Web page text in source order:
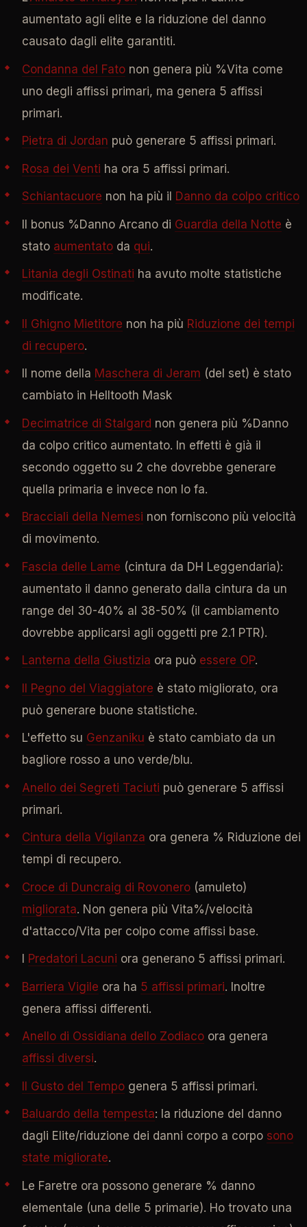
aumentato agli elite e la riduzione del danno
causato dagli elite garantiti.
Condanna del Fatonon genera più %Vita come
uno degli affissi primari, ma genera 5 affissi
primari.
Pietra di Jordan può generare 5 affissi primari.
Rosa dei Venti ha ora 5 affissi primari.
Schiantacuore non ha più il Danno da colpo critico
Il bonus %Danno Arcano di Guardia della Notte è
stato aumentatoda qui.
Litania degli Ostinati ha avuto molte statistiche
modificate.
Il Ghigno Mietitore non ha più Riduzione dei tempi
di recupero.
Il nome della Maschera di Jeram (del set) è stato
cambiato in Helltooth Mask
Decimatrice di Stalgard non genera più %Danno
da colpo critico aumentato. In effetti è già il
secondo oggetto su 2 che dovrebbe generare
quella primaria e invece non lo fa.
Bracciali della Nemesi non forniscono più velocità
di movimento.
Fascia delle Lame (cintura da DH Leggendaria):
aumentato il danno generato dalla cintura da un
range del 30-40% al 38-50% (il cambiamento
dovrebbe applicarsi agli oggetti pre 2.1 PTR).
Lanterna della Giustizia ora può essere OP.
Il Pegno del Viaggiatore è stato migliorato, ora
può generare buone statistiche.
L'effetto su Genzaniku è stato cambiato da un
bagliore rosso a uno verde/blu.
Anello dei Segreti Taciuti può generare 5 affissi
primari.
Cintura della Vigilanza ora genera % Riduzione dei
tempi di recupero.
Croce di Duncraig di Rovonero(amuleto)
migliorata. Non genera più Vita%/velocità
d'attacco/Vita per colpo come affissi base.
Predatori Lacuni ora generano 5 affissi primari.
Barriera Vigile ora ha 5 affissi primari. Inoltre
genera affissi differenti.
Anello di Ossidiana dello Zodiacoora genera
affissi diversi.
Il Gusto del Tempogenera 5 affissi primari.
Baluardo della tempesta: la riduzione del danno
dagli Elite/riduzione dei danni corpo a corpo sono
state migliorate.
Le Faretre ora possono generare % danno
elementale (una delle 5 primarie). Ho trovato una